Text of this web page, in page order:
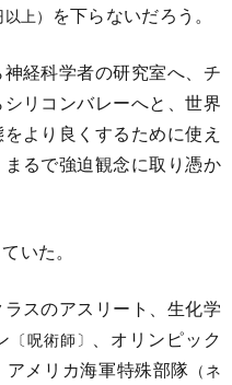
上） を下らないだろう。
経科学者の研究室へ、チ
リコンバレーへと、世界
より良くするために使え
るで強迫観念に取り憑か
いた。
スのアスリート、生化学
〔呪術師〕 、オリンピック
メリカ海軍特殊部隊 （ネ